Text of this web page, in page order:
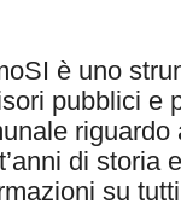
è uno
pubblici e
di storia
su